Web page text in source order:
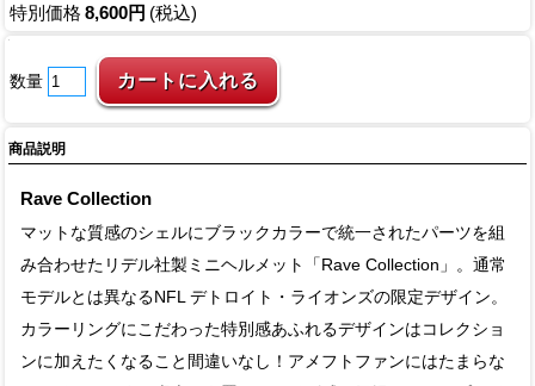
特別価格 8,600円 (税込)
数量
商品説明
Rave Collection
マットな質感のシェルにブラックカラーで統一されたパーツを組
み合わせたリデル社製ミニヘルメット「Rave Collection」。通常
モデルとは異なるNFL デトロイト・ライオンズの限定デザイン。
カラーリングにこだわった特別感あふれるデザインはコレクショ
ンに加えたくなること間違いなし！アメフトファンにはたまらな